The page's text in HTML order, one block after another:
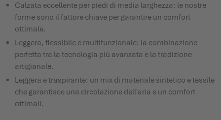
Calzata eccellente per piedi di media larghezza: le nostre
forme sono il fattore chiave per garantire un comfort
ottimale.
Leggera, flessibile e multifunzionale: la combinazione
perfetta tra la tecnologia più avanzata e la tradizione
artigianale.
Leggera e traspirante: un mix di materiale sintetico e tessile
che garantisce una circolazione dell'aria e un comfort
ottimali.